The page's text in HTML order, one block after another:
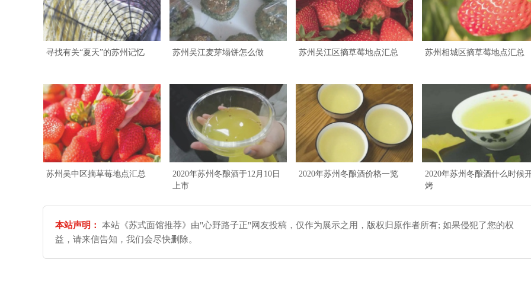
寻找有关“夏天”的苏州记忆 苏州吴江麦芽塌饼怎么做 苏州吴江区摘草莓地点汇总 苏州相城区摘草莓地点汇总
苏州吴中区摘草莓地点汇总
2020年苏州冬酿酒于12月10日
上市
2020年苏州冬酿酒价格一览
2020年苏州冬酿酒什么时候
烤
本站声明：
本站《苏式面馆推荐》由"心野路子正"网友投稿，仅作为展示之用，版权归原作者所有; 如果侵犯了您的权
益，请来信告知，我们会尽快删除。